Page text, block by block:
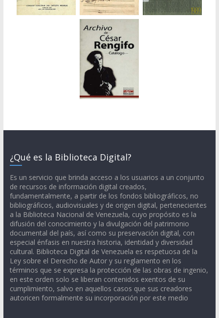
¿Qué es la Biblioteca Digital?
Es un servicio que brinda acceso a los usuarios a un conjunto
de recursos de información digital creados,
fundamentalmente, a partir de los fondos bibliográficos, no
bibliográficos, audiovisuales y de origen digital, pertenecientes
a la Biblioteca Nacional de Venezuela, cuyo propósito es la
difusión del conocimiento y la divulgación del patrimonio
documental del país, así como su preservación digital, con
especial énfasis en nuestra historia, identidad y diversidad
cultural. Biblioteca Digital de Venezuela es respetuosa de la
Ley sobre el Derecho de Autor y su reglamento en los
términos que se expresa la protección de las obras de ingenio,
en este orden solo se liberan contenidos exentos de su
cumplimiento, salvo en aquellos casos que sus creadores
autoricen formalmente su incorporación por este medio